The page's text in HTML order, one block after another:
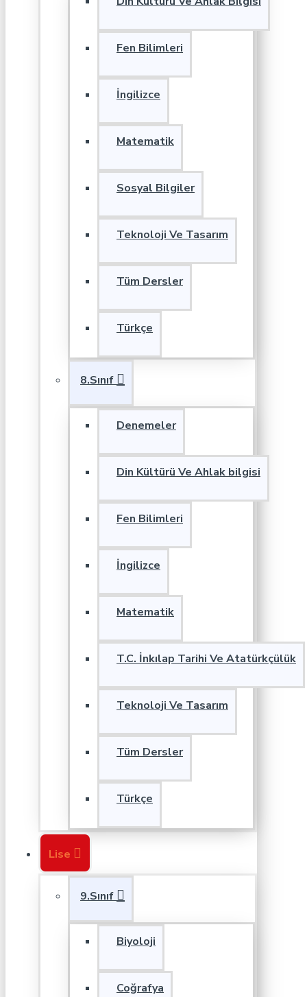
Fen Bilimleri
İngilizce
Matematik
Sosyal Bilgiler
Teknoloji Ve Tasarım
Tüm Dersler
Türkçe
8.Sınıf
Denemeler
Din Kültürü Ve Ahlak bilgisi
Fen Bilimleri
İngilizce
Matematik
T.C. İnkılap Tarihi Ve Atatürkçülük
Teknoloji Ve Tasarım
Tüm Dersler
Türkçe
Lise
9.Sınıf
Biyoloji
Coğrafya